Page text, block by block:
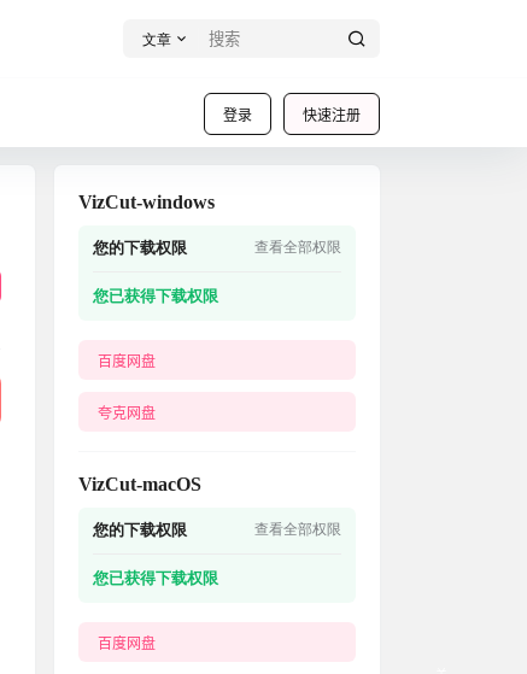
文章
登录 快速注册
VizCut-windows
您的下载权限 查看全部权限
您已获得下载权限
百度网盘
夸克网盘
VizCut-macOS
您的下载权限 查看全部权限
您已获得下载权限
百度网盘